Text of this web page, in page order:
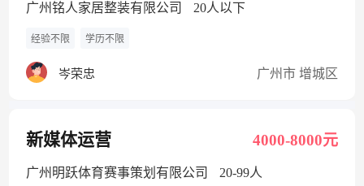
广州铭人家居整装有限公司 20人以下
经验不限 学历不限
岑荣忠 广州市 增城区
新媒体运营 4000-8000元
广州明跃体育赛事策划有限公司 20-99人